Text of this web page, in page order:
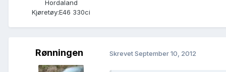
Hordaland
Kjøretøy:E46 330ci
Rønningen SkrevetSeptember 10, 2012